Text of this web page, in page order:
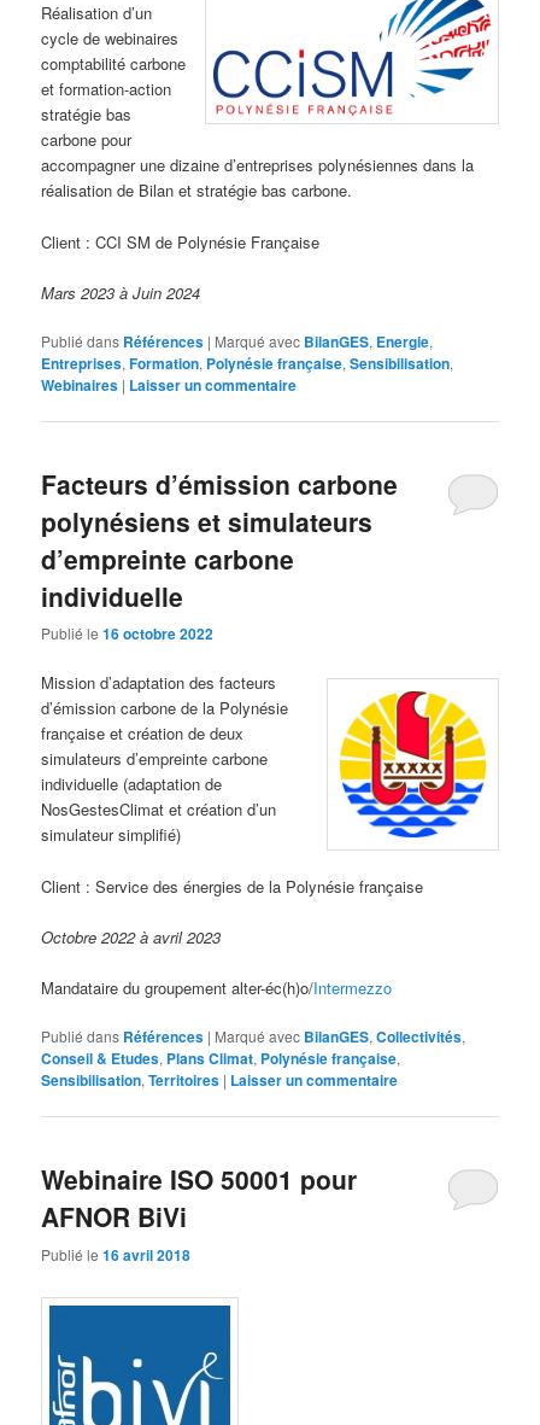
Réalisation d’un
cycle de webinaires
comptabilité carbone
et formation-action
stratégie bas
carbone pour
accompagner une dizaine d’entreprises polynésiennes dans la
réalisation de Bilan et stratégie bas carbone.
Client : CCI SM de Polynésie Française
Mars 2023 à Juin 2024
Publié dans Références | Marqué avec BilanGES, Energie,
Entreprises,Formation, Polynésie française,Sensibilisation,
Webinaires | Laisser un commentaire
Facteurs d’émission carbone
polynésiens et simulateurs
d’empreinte carbone
individuelle
Publié le16 octobre 2022
Mission d’adaptation des facteurs
d’émission carbone de la Polynésie
française et création de deux
simulateurs d’empreinte carbone
individuelle (adaptation de
NosGestesClimat et création d’un
simulateur simplifié)
Client : Service des énergies de la Polynésie française
Octobre 2022 à avril 2023
Mandataire du groupement alter-éc(h)o/Intermezzo
Publié dans Références | Marqué avec BilanGES,Collectivités,
Conseil & Etudes, Plans Climat, Polynésie française,
Sensibilisation,Territoires | Laisser un commentaire
Webinaire ISO 50001 pour
AFNOR BiVi
Publié le16 avril 2018